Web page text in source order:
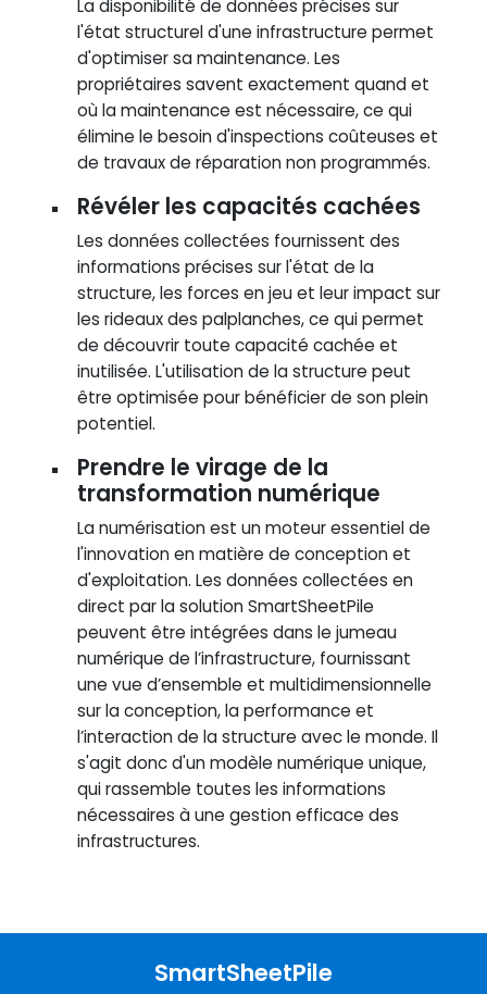
La disponibilité de données précises sur
l'état structurel d'une infrastructure permet
d'optimiser sa maintenance. Les
propriétaires savent exactement quand et
où la maintenance est nécessaire, ce qui
élimine le besoin d'inspections coûteuses et
de travaux de réparation non programmés.
Révéler les capacités cachées
Les données collectées fournissent des
informations précises sur l'état de la
structure, les forces en jeu et leur impact sur
les rideaux des palplanches, ce qui permet
de découvrir toute capacité cachée et
inutilisée. L'utilisation de la structure peut
être optimisée pour bénéficier de son plein
potentiel.
Prendre le virage de la
transformation numérique
La numérisation est un moteur essentiel de
l'innovation en matière de conception et
d'exploitation. Les données collectées en
direct par la solution SmartSheetPile
peuvent être intégrées dans le jumeau
numérique de l’infrastructure, fournissant
une vue d’ensemble et multidimensionnelle
sur la conception, la performance et
l’interaction de la structure avec le monde. Il
s'agit donc d'un modèle numérique unique,
qui rassemble toutes les informations
nécessaires à une gestion efficace des
infrastructures.
SmartSheetPile